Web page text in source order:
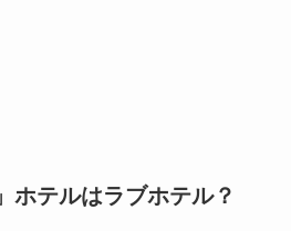
ホテルはラブホテル？